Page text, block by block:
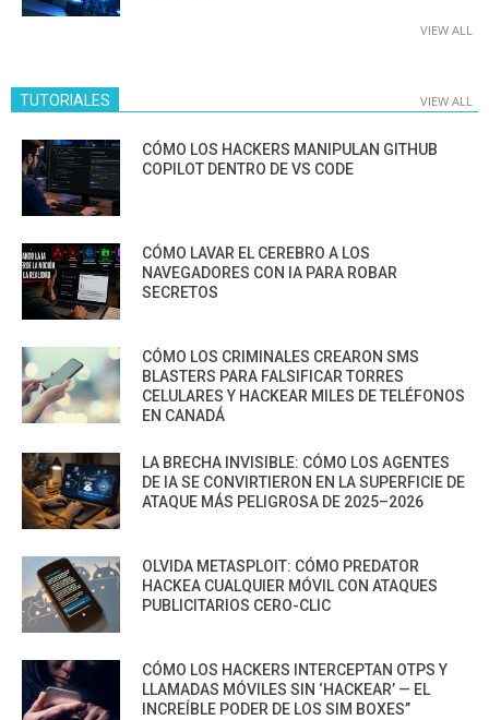
VIEW ALL
TUTORIALES VIEW ALL
CÓMO LOS HACKERS MANIPULAN GITHUB
COPILOT DENTRO DE VS CODE
CÓMO LAVAR EL CEREBRO A LOS
NAVEGADORES CON IA PARA ROBAR
SECRETOS
CÓMO LOS CRIMINALES CREARON SMS
BLASTERS PARA FALSIFICAR TORRES
CELULARES Y HACKEAR MILES DE TELÉFONOS
EN CANADÁ
LA BRECHA INVISIBLE: CÓMO LOS AGENTES
DE IA SE CONVIRTIERON EN LA SUPERFICIE DE
ATAQUE MÁS PELIGROSA DE 2025–2026
OLVIDA METASPLOIT: CÓMO PREDATOR
HACKEA CUALQUIER MÓVIL CON ATAQUES
PUBLICITARIOS CERO-CLIC
CÓMO LOS HACKERS INTERCEPTAN OTPS Y
LLAMADAS MÓVILES SIN ‘HACKEAR’ — EL
INCREÍBLE PODER DE LOS SIM BOXES”